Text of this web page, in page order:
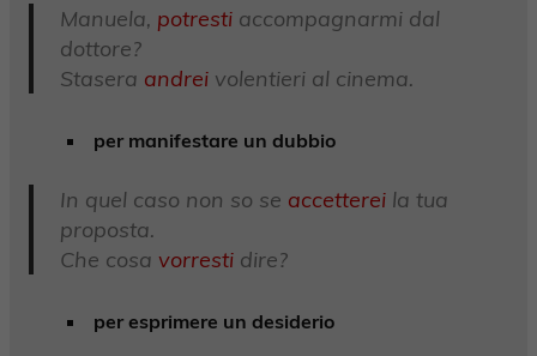
Manuela, potresti accompagnarmi dal
dottore?
Stasera andrei volentieri al cinema.
per manifestare un dubbio
In quel caso non so se accetterei la tua
proposta.
Che cosavorresti dire?
per esprimere un desiderio